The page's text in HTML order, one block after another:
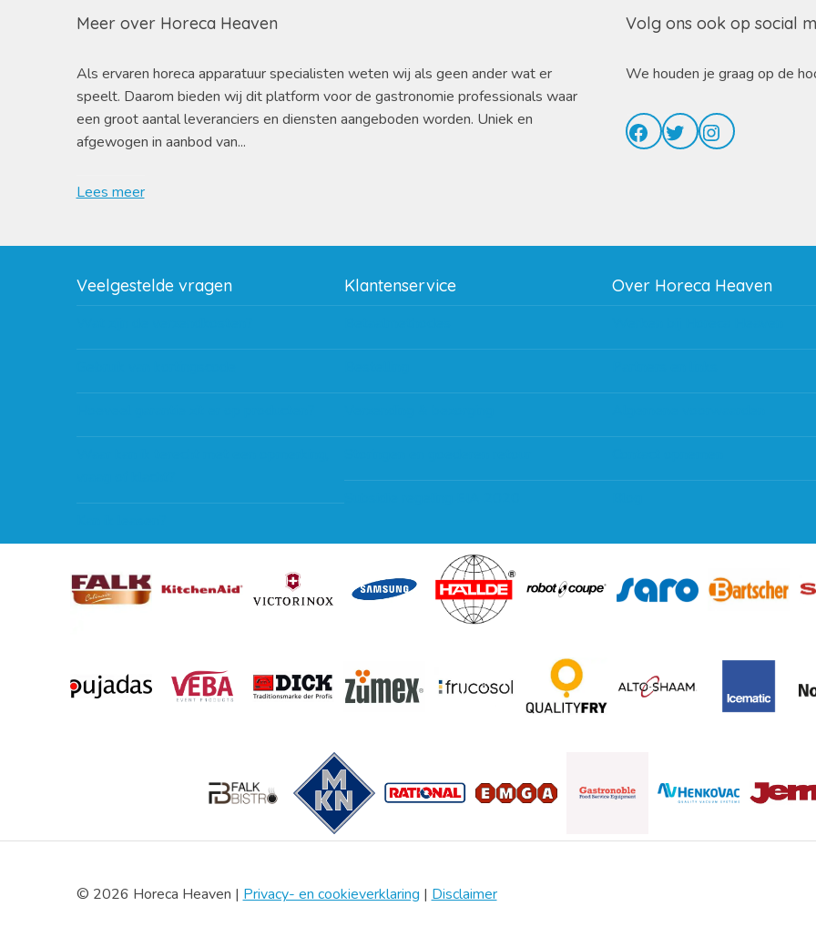
Meer over Horeca Heaven
Als ervaren horeca apparatuur specialisten weten wij als geen ander wat er
speelt. Daarom bieden wij dit platform voor de gastronomie professionals waar
een groot aantal leveranciers en diensten aangeboden worden. Uniek en
afgewogen in aanbod van...
Lees meer
Volg ons ook op social
We houden je graag op de
Facebook
TwitterInstagram
Veelgestelde vragen Klantenservice
Subsidie regeling EIA 2020
Over Horeca Heaven
© 2026 Horeca Heaven | Privacy- en cookieverklaring | Disclaimer